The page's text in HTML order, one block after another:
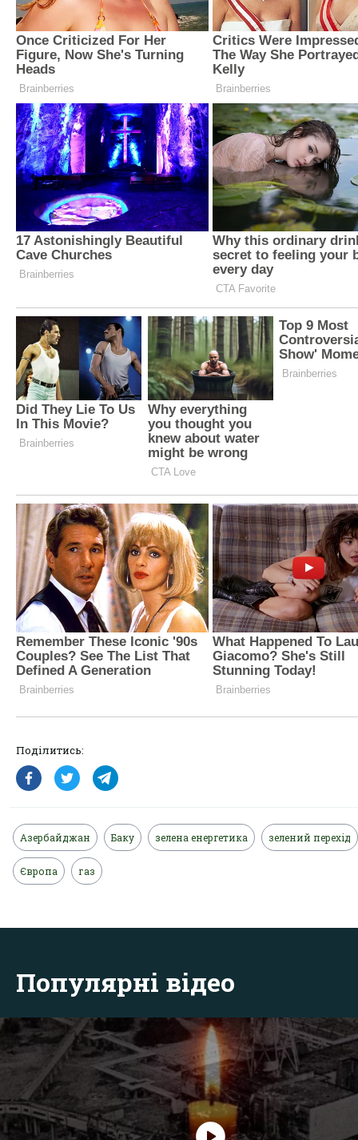
Поділитись:
Азербайджан Баку зелена енергетика зелений перехід
Європа газ
Популярні відео